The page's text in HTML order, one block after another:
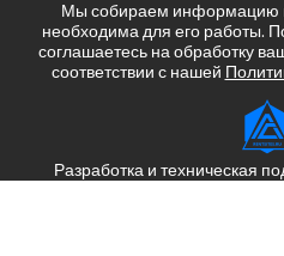
Мы собираем информацию
необходима для его работы.
соглашаетесь на обработку
соответствии с нашей
Разработка и техническая